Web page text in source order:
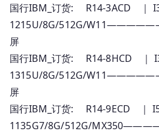
国行IBM_订货: R14-3ACD ｜
1215U/8G/512G/
屏
国行IBM_订货: R14-8HCD ｜
1315U/8G/512G/
屏
国行IBM_订货: R14-9ECD ｜
1135G7/8G/512G/